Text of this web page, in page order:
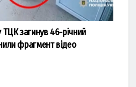
ТЦК загинув 46-річний
фрагмент відео